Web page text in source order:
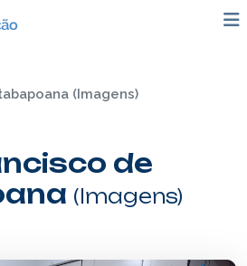
(Imagens)
de
(Imagens)